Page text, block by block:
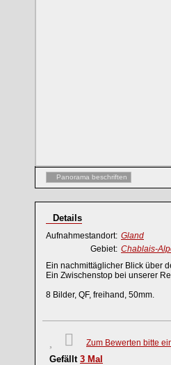
Panorama beschriften
Details
Aufnahmestandort: Gland
Gebiet: Chablais-
Ein nachmittäglicher Blick über
Ein Zwischenstop bei unserer
8 Bilder, QF, freihand, 50mm.
Zum Bewerten bitte
Gefällt 3 Mal